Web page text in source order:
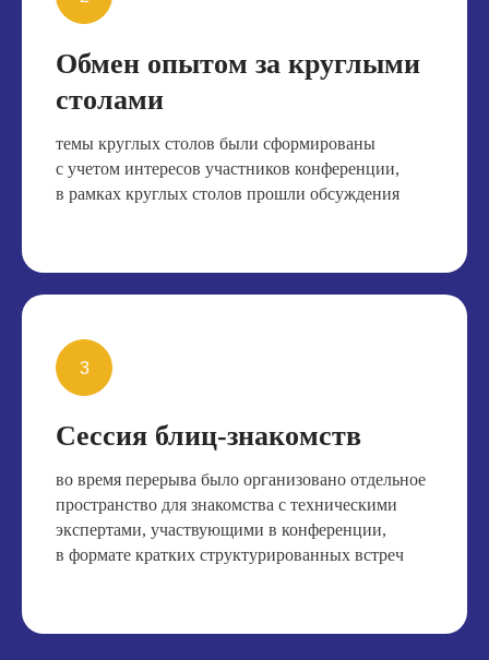
Обмен опытом за круглыми
столами
темы круглых столов были сформированы
с учетом интересов участников конференции,
в рамках круглых столов прошли обсуждения
Сессия блиц-знакомств
во время перерыва было организовано отдельное
пространство для знакомства с техническими
экспертами, участвующими в конференции,
в формате кратких структурированных встреч